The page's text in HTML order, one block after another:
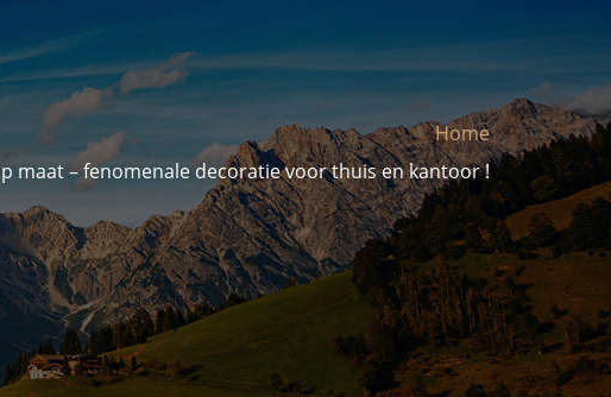
Home
maat – fenomenale decoratie voor thuis en kantoor !